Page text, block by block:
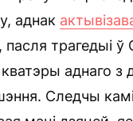
аднак
трагедыі
аднаго
Следчы